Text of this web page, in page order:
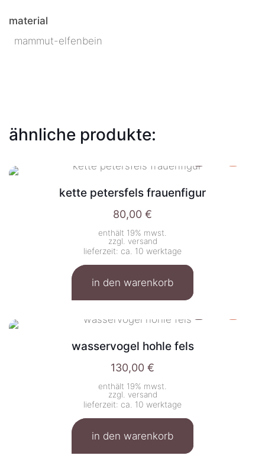
material
mammut-elfenbein
ähnliche produkte:
kette petersfels frauenfigur
80,00 €
enthält 19% mwst.
zzgl. versand
lieferzeit: ca. 10 werktage
in den warenkorb
wasservogel hohle fels
130,00 €
enthält 19% mwst.
zzgl. versand
lieferzeit: ca. 10 werktage
in den warenkorb